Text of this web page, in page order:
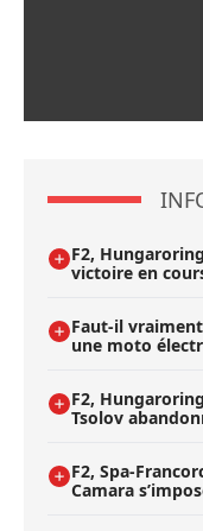
F2,
victoire en
Faut-il
une moto
F2,
Tsolov
F2, Spa-
Camara